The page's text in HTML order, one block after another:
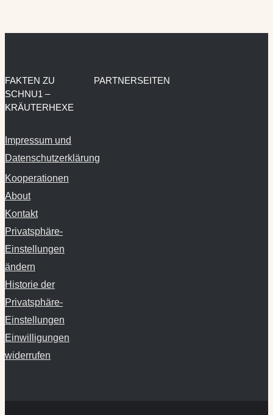
FAKTEN ZU
SCHNU1 –
KRÄUTERHEXE
Impressum und
Datenschutzerklärung
Kooperationen
About
Kontakt
Privatsphäre-
Einstellungen
ändern
Historie der
Privatsphäre-
Einstellungen
Einwilligungen
widerrufen
PARTNERSEITEN